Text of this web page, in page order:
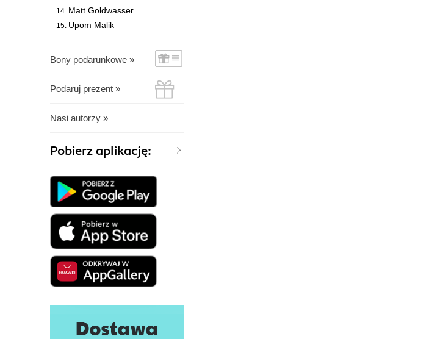
Matt Goldwasser
Upom Malik
Bony podarunkowe »
Podaruj prezent »
Nasi autorzy »
Pobierz aplikację: